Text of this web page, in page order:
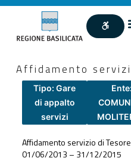
Affidamento
Tipo: Gare
di appalto
servizi
Ente:
Affidamento servizio di
01/06/2013 – 31/12/2015